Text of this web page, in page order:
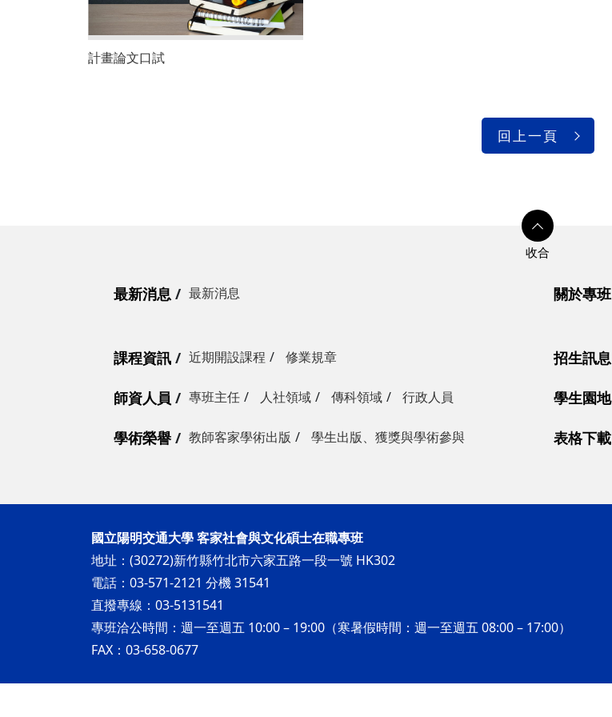
計畫論文口試
回上一頁
最新消息 最新消息 關於專班
課程資訊 近期開設課程 修業規章 招生訊息
師資人員 專班主任 人社領域 傳科領域 行政人員 學生園地
學術榮譽 教師客家學術出版 學生出版、獲獎與學術參與 表格下載
國立陽明交通大學 客家社會與文化碩士在職專班
地址：(30272)新竹縣竹北市六家五路一段一號 HK302
電話：03-571-2121 分機 31541
直撥專線：03-5131541
專班洽公時間：週一至週五 10:00 – 19:00（寒暑假時間：週一至週五 08:00 – 17:00）
FAX：03-658-0677